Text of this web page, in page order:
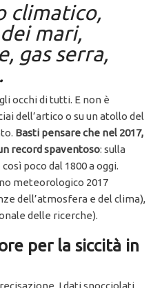
climatico,
mari,
gas serra,
occhi di tutti. E non è
dell’artico o su un atollo del
Basti pensare che nel 2017,
record spaventoso: sulla
poco dal 1800 a oggi.
meteorologico 2017
dell’atmosfera e del clima),
delle ricerche).
per la siccità in